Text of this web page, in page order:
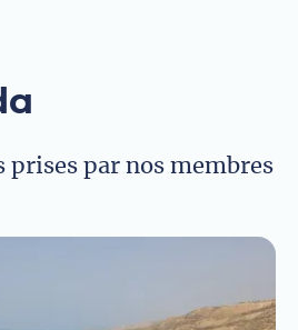
prises par nos membres